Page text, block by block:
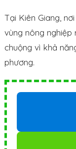
Tại Kiên Giang,
vùng nông
chuộng vì khả
phương.